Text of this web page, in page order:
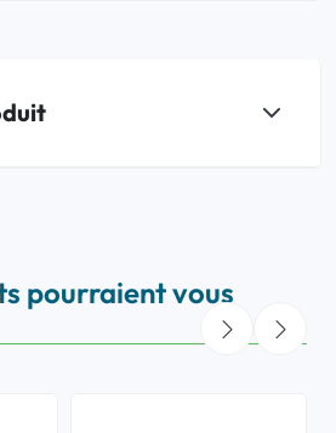
pourraient vous